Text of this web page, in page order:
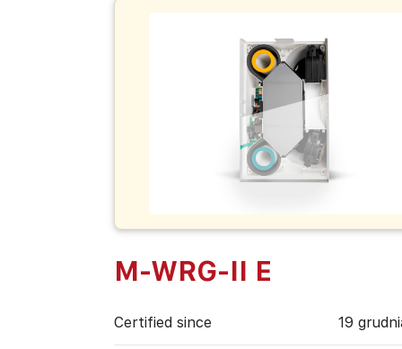
M-WRG-II E
Certified since 19